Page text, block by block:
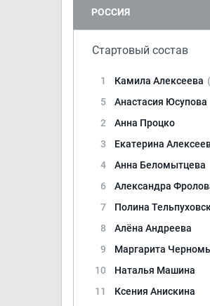
РОССИЯ
Стартовый состав
1 Камила Алексеева
5
Анастасия Юсупова
2
Анна Процко
3
Екатерина
4
Анна Беломытцева
6
Александра
7
Полина
8
Алёна Андреева
9
Маргарита
10
Наталья Машина
11
Ксения Анискина